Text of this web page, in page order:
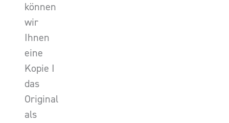
können
wir
Ihnen
eine
Kopie I
das
Original
als